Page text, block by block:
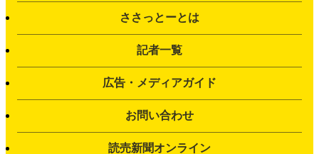
ささっとーとは
記者一覧
広告・メディアガイド
お問い合わせ
読売新聞オンライン